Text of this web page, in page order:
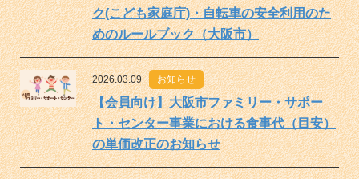
ク(こども家庭庁)・自転車の安全利用のた
めのルールブック（大阪市）
2026.03.09 お知らせ
【会員向け】大阪市ファミリー・サポー
ト・センター事業における食事代（目安）
の単価改正のお知らせ